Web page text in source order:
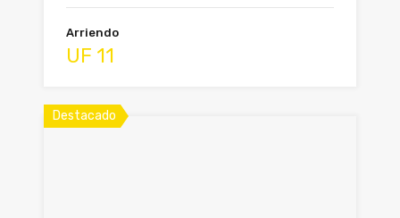
Arriendo
UF 11
Destacado